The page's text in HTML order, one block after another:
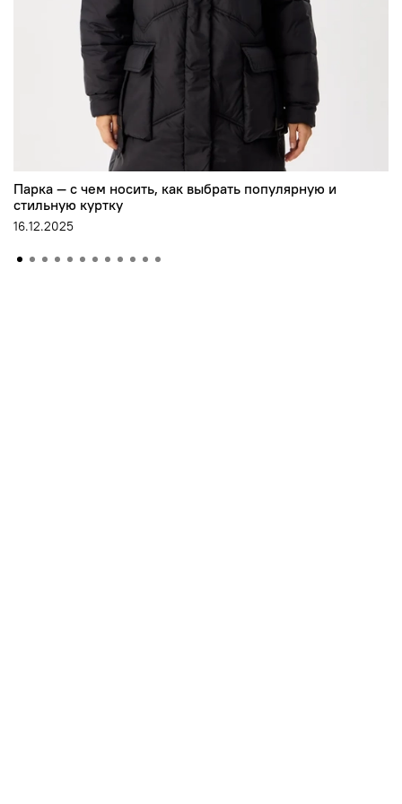
Парка — с чем носить, как выбрать популярную и
стильную куртку
16.12.2025